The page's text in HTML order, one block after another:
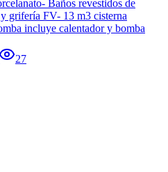
Baños revestidos de
grifería FV- 13 m3 cisterna
incluye calentador y bomba
27